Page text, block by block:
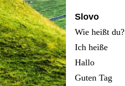
Slovo
Wie heißt du?
Ich heiße
Hallo
Guten Tag